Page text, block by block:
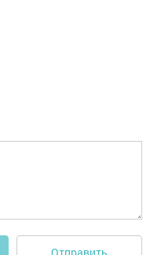
Отправить